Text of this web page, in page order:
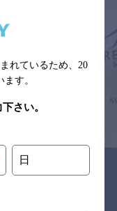
利用規約
ようお願い申し上げま
れているため、 20
す。
さい。
日